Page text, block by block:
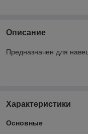
Описание
Предназначен для
Характеристики
Основные